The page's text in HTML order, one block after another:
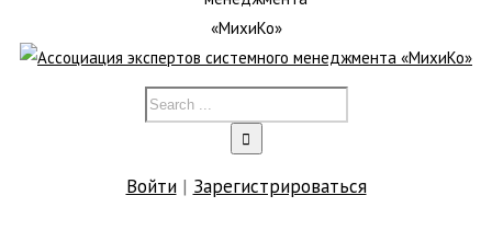
Войти| Зарегистрироваться